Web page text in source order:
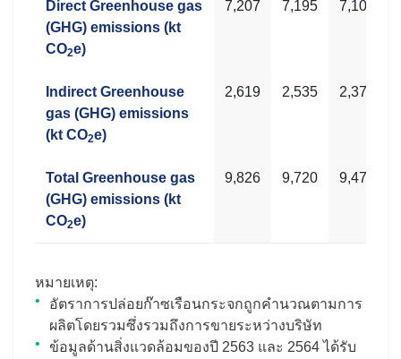
Direct Greenhouse gas
(GHG) emissions (kt
CO2e)
7,207 7,195 7,103
Indirect Greenhouse
gas (GHG) emissions
(kt CO2e)
2,619 2,535 2,376
Total Greenhouse gas
(GHG) emissions (kt
CO2e)
9,826 9,720 9,479
หมายเหตุ:
อัตราการปล่อยก๊าซเรือนกระจกถูกคำนวณตามการ
ผลิตโดยรวมซึ่งรวมถึงการขายระหว่างบริษัท
ข้อมูลด้านสิ่งแวดล้อมของปี 2563 และ 2564 ได้รับ